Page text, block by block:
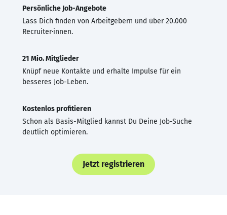
Persönliche Job-Angebote
Lass Dich finden von Arbeitgebern und über 20.000
Recruiter·innen.
21 Mio. Mitglieder
Knüpf neue Kontakte und erhalte Impulse für ein
besseres Job-Leben.
Kostenlos profitieren
Schon als Basis-Mitglied kannst Du Deine Job-Suche
deutlich optimieren.
Jetzt registrieren